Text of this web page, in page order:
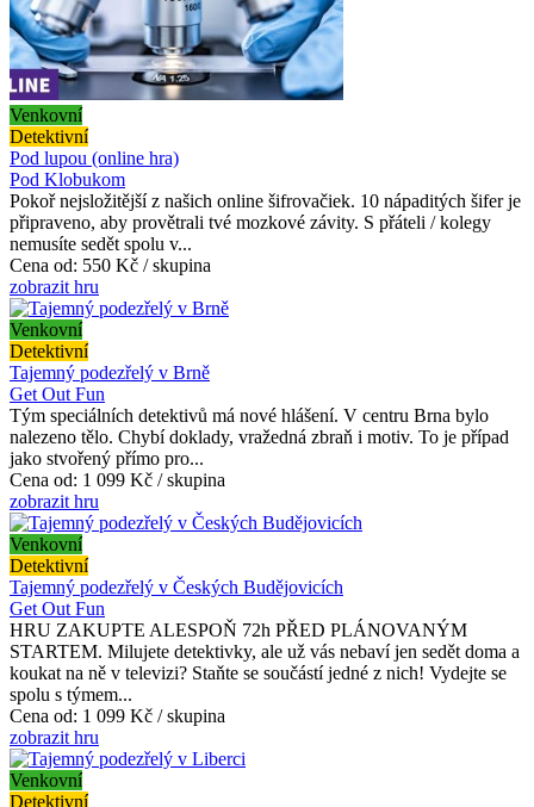
Venkovní
Detektivní
Pod lupou (online hra)
Pod Klobukom
Pokoř nejsložitější z našich online šifrovačiek. 10 nápaditých šifer je
připraveno, aby provětrali tvé mozkové závity. S přáteli / kolegy
nemusíte sedět spolu v...
Cena od: 550 Kč / skupina
zobrazit hru
Venkovní
Detektivní
Tajemný podezřelý v Brně
Get Out Fun
Tým speciálních detektivů má nové hlášení. V centru Brna bylo
nalezeno tělo. Chybí doklady, vražedná zbraň i motiv. To je případ
jako stvořený přímo pro...
Cena od: 1 099 Kč / skupina
zobrazit hru
Venkovní
Detektivní
Tajemný podezřelý v Českých Budějovicích
Get Out Fun
HRU ZAKUPTE ALESPOŇ 72h PŘED PLÁNOVANÝM
STARTEM. Milujete detektivky, ale už vás nebaví jen sedět doma a
koukat na ně v televizi? Staňte se součástí jedné z nich! Vydejte se
spolu s týmem...
Cena od: 1 099 Kč / skupina
zobrazit hru
Venkovní
Detektivní